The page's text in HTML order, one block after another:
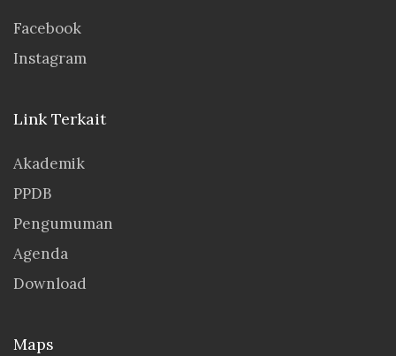
Facebook
Instagram
Link Terkait
Akademik
PPDB
Pengumuman
Agenda
Download
Maps